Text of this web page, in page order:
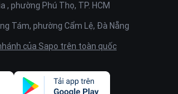
, phường Phú Thọ, TP. HCM
Tám, phường Cẩm Lệ, Đà Nẵng
của Sapo trên toàn quốc